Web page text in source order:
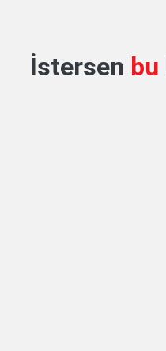
İstersen bu